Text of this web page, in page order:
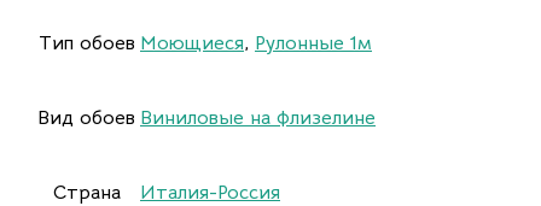
Тип обоев Моющиеся, Рулонные 1м
Вид обоев Виниловые на флизелине
Страна Италия-Россия